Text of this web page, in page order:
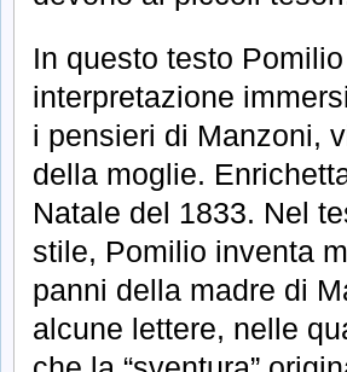
In questo testo
interpretazione
i pensieri di Manzoni,
della moglie.
Natale del 1833. Nel
stile, Pomilio inventa
panni della madre di
alcune lettere, nelle